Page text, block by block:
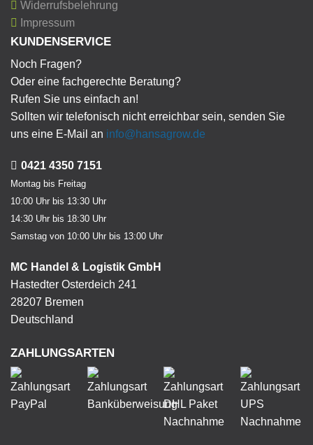
Widerrufsbelehrung
Impressum
KUNDENSERVICE
Noch Fragen?
Oder eine fachgerechte Beratung?
Rufen Sie uns einfach an!
Sollten wir telefonisch nicht erreichbar sein, senden Sie
uns eine E-Mail an info@hansagrow.de
0421 4350 7151
Montag bis Freitag
10:00 Uhr bis 13:30 Uhr
14:30 Uhr bis 18:30 Uhr
Samstag von 10:00 Uhr bis 13:00 Uhr
MC Handel & Logistik GmbH
Hastedter Osterdeich 241
28207 Bremen
Deutschland
ZAHLUNGSARTEN